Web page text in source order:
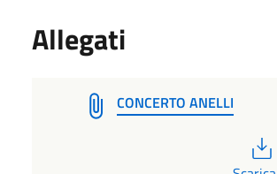
Allegati
CONCERTO ANELLI